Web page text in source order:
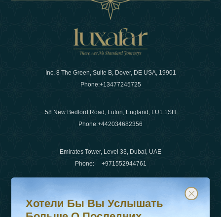
Inc. 8 The Green, Suite B, Dover, DE USA, 19901
Phone:+13477245725
58 New Bedford Road, Luton, England, LU1 1SH
Phone:+442034682356
Emirates Tower, Level 33, Dubai, UAE
Phone: +971552944761
WhatsApp Нет :+442034682356
Хотели бы вы услышать больше о последних
Подпишитесь на нашу рассылку и будьте в курсе
Хотели Бы Вы Услышать